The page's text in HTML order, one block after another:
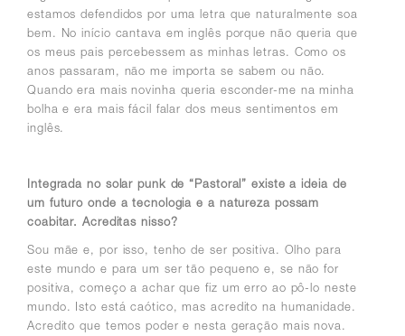
estamos defendidos por uma letra que naturalmente soa
bem. No início cantava em inglês porque não queria que
os meus pais percebessem as minhas letras. Como os
anos passaram, não me importa se sabem ou não.
Quando era mais novinha queria esconder-me na minha
bolha e era mais fácil falar dos meus sentimentos em
inglês.
Integrada no solar punk de “Pastoral” existe a ideia de
um futuro onde a tecnologia e a natureza possam
coabitar. Acreditas nisso?
Sou mãe e, por isso, tenho de ser positiva. Olho para
este mundo e para um ser tão pequeno e, se não for
positiva, começo a achar que fiz um erro ao pô-lo neste
mundo. Isto está caótico, mas acredito na humanidade.
Acredito que temos poder e nesta geração mais nova.